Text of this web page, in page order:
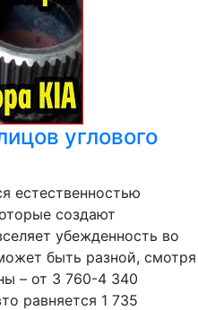
углового
естественностью
создают
убежденность во
быть разной, смотря
– от 3 760-4 340
равняется 1 735